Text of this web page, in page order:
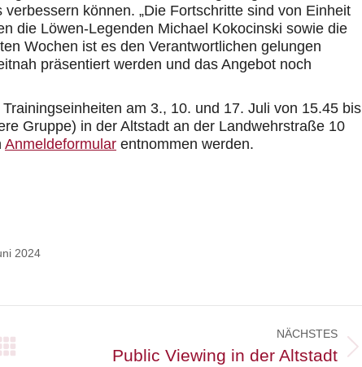
können. „Die Fortschritte sind von Einheit
die Löwen-Legenden Michael Kokocinski sowie die
Wochen ist es den Verantwortlichen gelungen
präsentiert werden und das Angebot noch
am 3., 10. und 17. Juli von 15.45 bis
Gruppe) in der Altstadt an der Landwehrstraße 10
Anmeldeformular entnommen werden.
2024
NÄCHSTES
Public Viewing in der Altstadt